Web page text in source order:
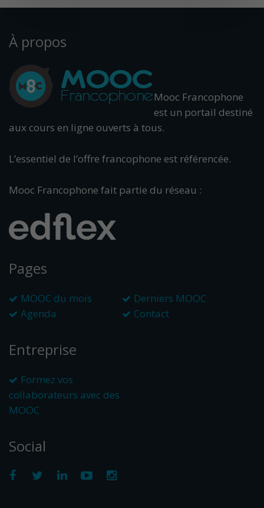
À propos
Mooc Francophone
est un portail destiné
aux cours en ligne ouverts à tous.
L’essentiel de l’offre francophone est référencée.
Mooc Francophone fait partie du réseau :
Pages
MOOC du mois
Derniers MOOC
Agenda
Contact
Entreprise
Formez vos
collaborateurs avec des
MOOC
Social